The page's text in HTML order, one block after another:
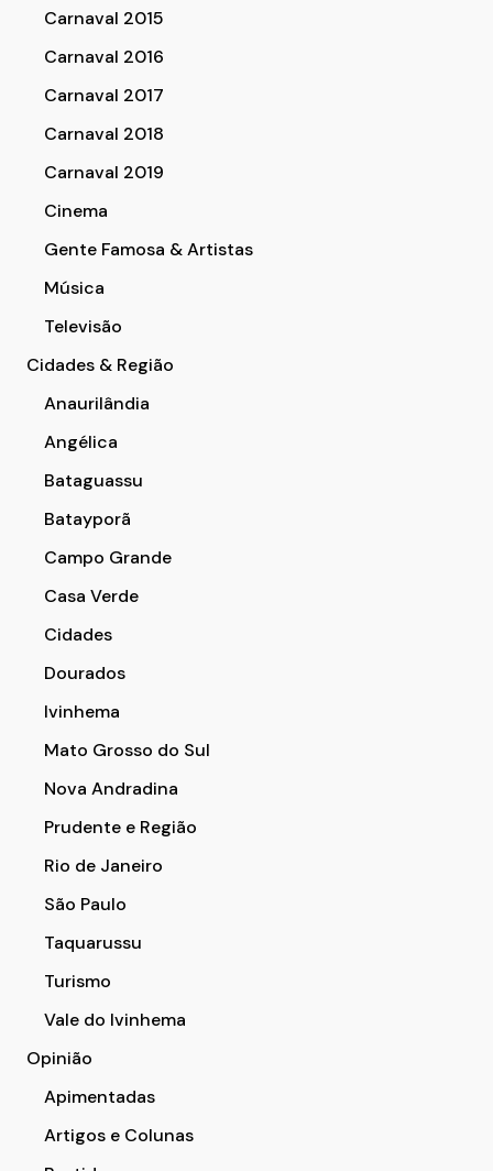
Carnaval 2015
Carnaval 2016
Carnaval 2017
Carnaval 2018
Carnaval 2019
Cinema
Gente Famosa & Artistas
Música
Televisão
Cidades & Região
Anaurilândia
Angélica
Bataguassu
Batayporã
Campo Grande
Casa Verde
Cidades
Dourados
Ivinhema
Mato Grosso do Sul
Nova Andradina
Prudente e Região
Rio de Janeiro
São Paulo
Taquarussu
Turismo
Vale do Ivinhema
Opinião
Apimentadas
Artigos e Colunas